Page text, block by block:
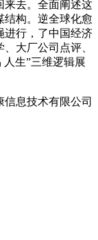
来去。全面阐述这
结构。逆全球化愈
进行，了中国经济
大厂公司点评、
生”三维逻辑展
息技术有限公司